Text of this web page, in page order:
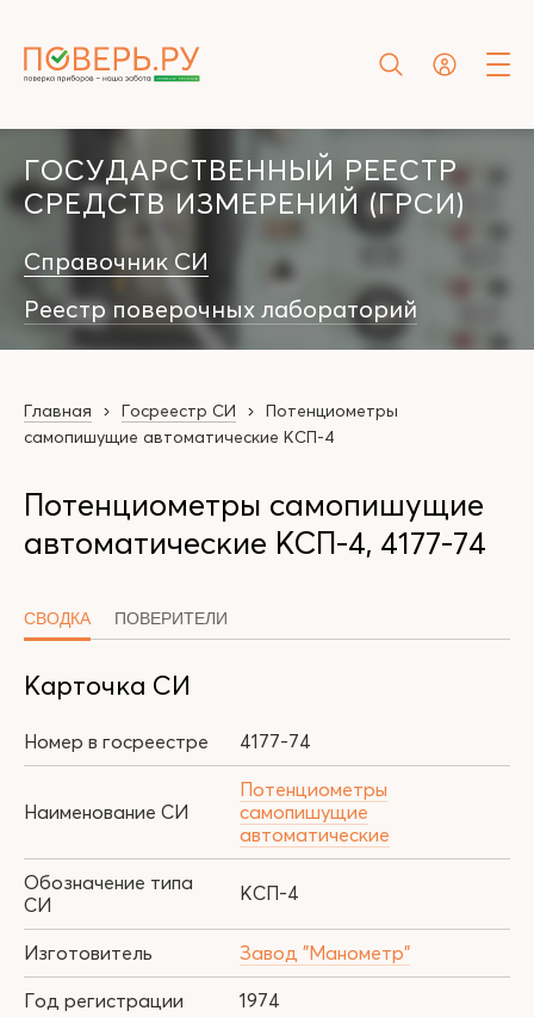
ГОСУДАРСТВЕННЫЙ РЕЕСТР
СРЕДСТВ ИЗМЕРЕНИЙ (ГРСИ)
Справочник СИ
Реестр поверочных лабораторий
Главная Госреестр СИ
Потенциометры
самопишущие автоматические КСП-4
Потенциометры самопишущие
автоматические КСП-4, 4177-74
СВОДКА ПОВЕРИТЕЛИ
Карточка СИ
Номер в госреестре 4177-74
Наименование СИ
Потенциометры
самопишущие
автоматические
Обозначение типа
СИ
КСП-4
Изготовитель
Завод "Манометр"
Год регистрации
1974